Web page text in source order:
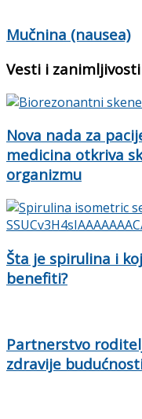
Mučnina (nausea)
Vesti i zanimljivosti
Nova nada za
medicina otkriva
organizmu
Šta je spirulina i
benefiti?
Partnerstvo
zdravije